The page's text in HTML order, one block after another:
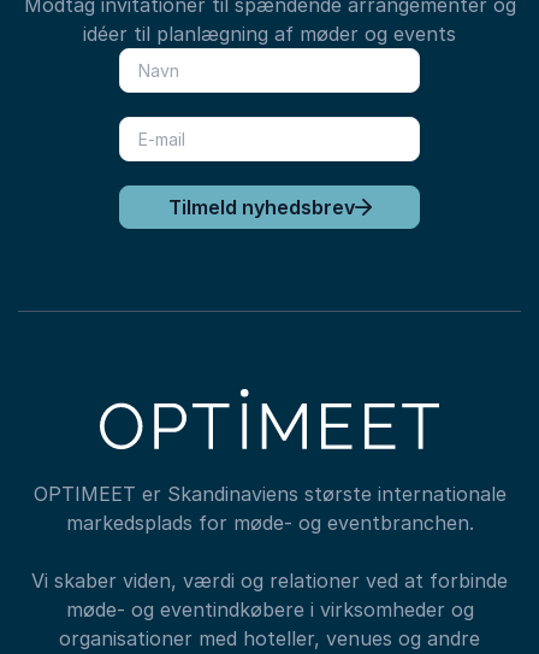
Modtag invitationer til spændende arrangementer og
idéer til planlægning af møder og events
Tilmeld nyhedsbrev
OPTIMEET er Skandinaviens største internationale
markedsplads for møde- og eventbranchen.
Vi skaber viden, værdi og relationer ved at forbinde
møde- og eventindkøbere i virksomheder og
organisationer med hoteller, venues og andre